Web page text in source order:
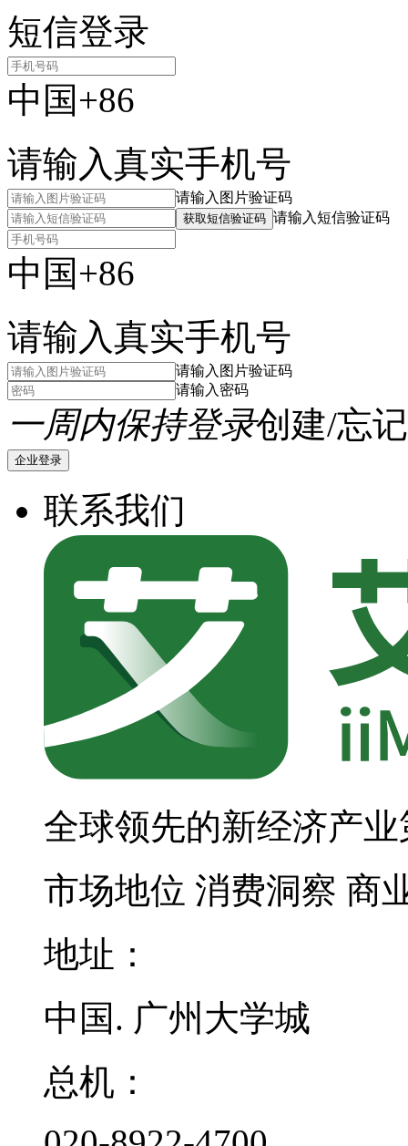
短信登录
中国+86
请输入真实手机号
请输入图片验证码
获取短信验证码 请输入短信验证码
中国+86
请输入真实手机号
请输入图片验证码
请输入密码
一周内保持登录创建/忘
企业登录
联系我们
全球领先的新经济产
市场地位 消费洞察 商
地址：
中国. 广州大学城
总机：